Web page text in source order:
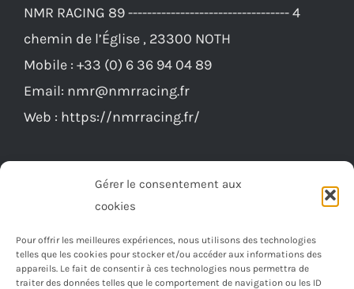
Gérer le consentement aux
cookies
Pour offrir les meilleures expériences, nous utilisons des technologies
telles que les cookies pour stocker et/ou accéder aux informations des
appareils. Le fait de consentir à ces technologies nous permettra de
traiter des données telles que le comportement de navigation ou les ID
NMR RACING 89 ---------------------------------- 4
chemin de l’Église , 23300 NOTH
Mobile : +33 (0) 6 36 94 04 89
Email: nmr@nmrracing.fr
Web : https://nmrracing.fr/